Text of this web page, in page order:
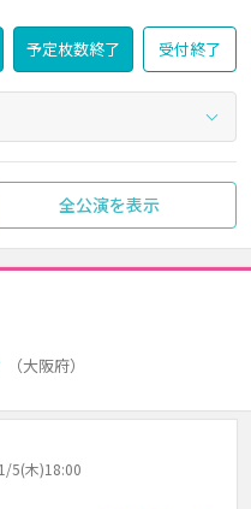
予定枚数終了 受付終了
全公演を表示
（大阪府）
5(木)18:00